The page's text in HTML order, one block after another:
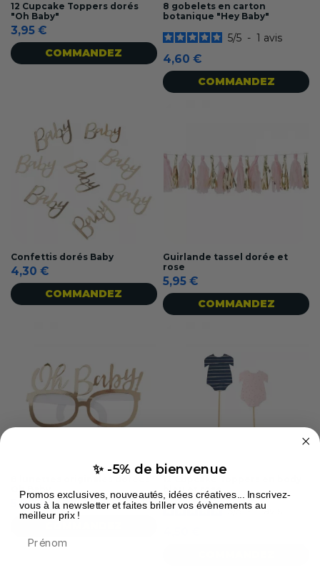
12 Cupcake Toppers dorés
"Oh Baby"
3,95 €
COMMANDEZ
8 gobelets en carton
botanique "Hey Baby"
5/5 - 1 avis
4,60 €
COMMANDEZ
Confettis dorés Baby
4,30 €
COMMANDEZ
Guirlande tassel dorée et
rose
5,95 €
COMMANDEZ
Oh Baby
5,90 €
bleu et rose
5/5- 1avis
✨ -5% de bienvenue
Promos exclusives, nouveautés, idées créatives... Inscrivez-
vous à la newsletter et faites briller vos évènements au
meilleur prix !
Prénom